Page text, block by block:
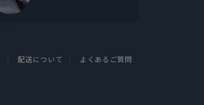
配送について よくあるご質問